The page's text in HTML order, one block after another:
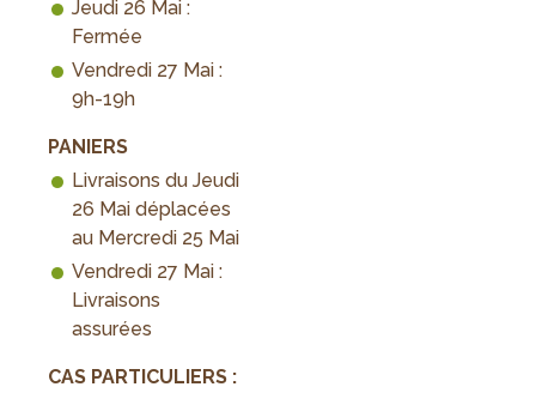
Jeudi 26 Mai :
Fermée
Vendredi 27 Mai :
9h-19h
PANIERS
Livraisons du Jeudi
26 Mai déplacées
au Mercredi 25 Mai
Vendredi 27 Mai :
Livraisons
assurées
CAS PARTICULIERS :